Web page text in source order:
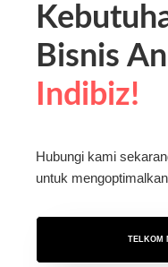
Bisnis
Indibiz!
Hubungi kami
untuk
TELKOM